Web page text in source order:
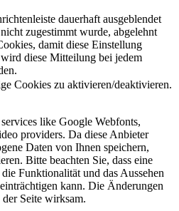
dauerhaft ausgeblendet
zugestimmt wurde, abgelehnt
damit diese Einstellung
diese Mitteilung bei jedem
Cookies zu aktivieren/deaktivieren.
like Google Webfonts,
providers. Da diese Anbieter
Daten von Ihnen speichern,
Bitte beachten Sie, dass eine
Funktionalität und das Aussehen
kann. Die Änderungen
Seite wirksam.